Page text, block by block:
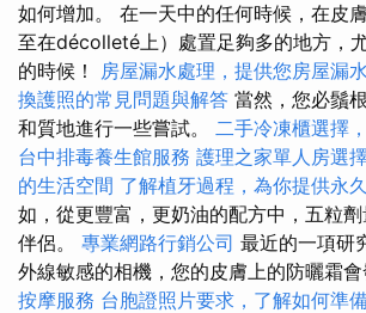
如何增加。 在一天中的任何時候，在皮
至在décolleté上）處置足夠多的地方，
的時候！ 房屋漏水處理，提供您房屋漏
換護照的常見問題與解答 當然，您必鬚
和質地進行一些嘗試。 二手冷凍櫃選擇
台中排毒養生館服務 護理之家單人房選
的生活空間 了解植牙過程，為你提供永
如，從更豐富，更奶油的配方中，五粒
伴侶。 專業網路行銷公司 最近的一項研
外線敏感的相機，您的皮膚上的防曬霜會
按摩服務 台胞證照片要求，了解如何準